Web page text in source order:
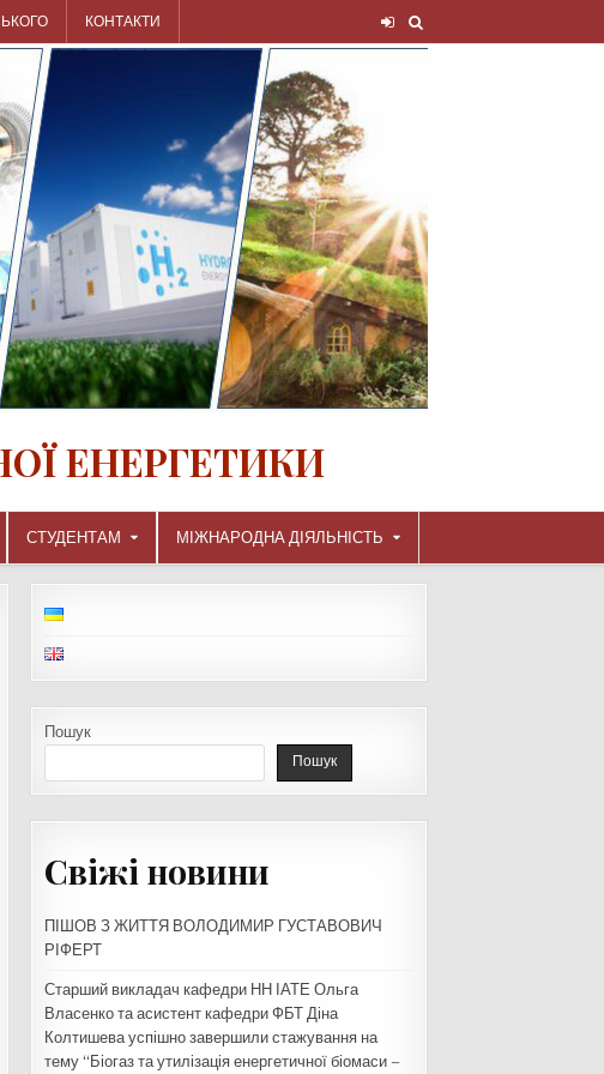
КОНТАКТИ
ЕНЕРГЕТИКИ
СТУДЕНТАМ МІЖНАРОДНА ДІЯЛЬНІСТЬ
Пошук
Пошук
Свіжі новини
ПІШОВ З ЖИТТЯ ВОЛОДИМИР ГУСТАВОВИЧ
РІФЕРТ
Старший викладач кафедри НН ІАТЕ Ольга
Власенко та асистент кафедри ФБТ Діна
Колтишева успішно завершили стажування на
тему “Біогаз та утилізація енергетичної біомаси –